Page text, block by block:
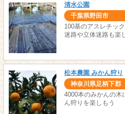
清水公園
千葉県野田市
100基のアスレチッ
迷路や立体迷路も楽
松本農園 みかん狩り
神奈川県足柄下郡
4000本のみかんの木
ん狩りを楽しもう